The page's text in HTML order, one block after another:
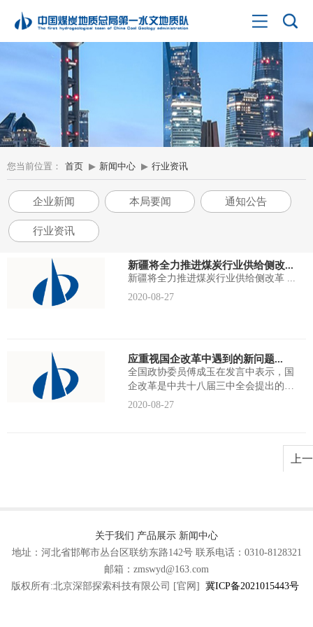
您当前位置： 首页 ▶ 新闻中心 ▶ 行业资讯
企业新闻 本局要闻 通知公告
行业资讯
新疆将全力推进煤炭行业供给侧改...
新疆将全力推进煤炭行业供给侧改革 ...
2020-08-27
应重视国企改革中遇到的新问题...
全国政协委员傅成玉在发言中表示，国
企改革是中共十八届三中全会提出的全
面深化改革重要内容之一，当前全国 ...
2020-08-27
上
关于我们 产品展示 新闻中心
地址：河北省邯郸市丛台区联纺东路142号 联系电话：0310-8128321
邮箱：zmswyd@163.com
版权所有:北京深部探索科技有限公司 [官网] 冀ICP备2021015443号